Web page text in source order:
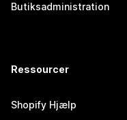
Butiksadministration
Ressourcer
Shopify Hjælp